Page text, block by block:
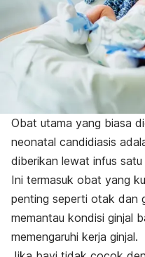
Obat utama yang biasa
neonatal candidiasis
diberikan lewat infus satu
Ini termasuk obat yang
penting seperti otak dan
memantau kondisi ginjal
memengaruhi kerja ginjal.